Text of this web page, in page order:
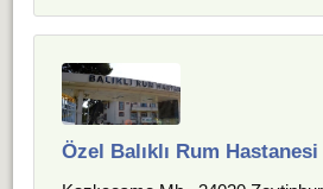
Özel Balıklı Rum Hastanesi